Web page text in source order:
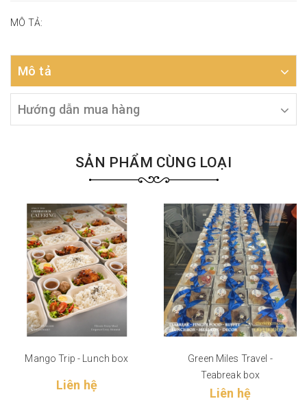
MÔ TẢ:
Mô tả
Hướng dẫn mua hàng
SẢN PHẨM CÙNG LOẠI
Mango Trip - Lunch box
Liên hệ
Green Miles Travel -
Teabreak box
Liên hệ